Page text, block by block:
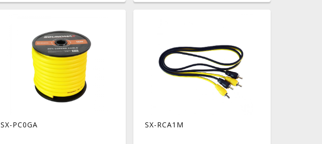
SX-PC0GA SX-RCA1M